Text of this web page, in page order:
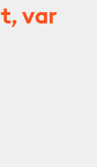
var